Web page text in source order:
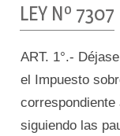
LEY Nº 7307
ART. 1°.-
el Impuesto
siguiendo las